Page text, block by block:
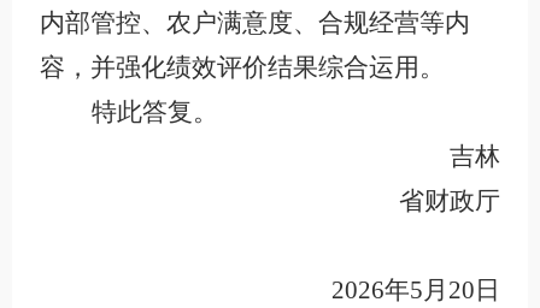
内部管控、农户满意度、合规经营等内
容，并强化绩效评价结果综合运用。
特此答复。
吉林
省财政厅
2026年5月20 日